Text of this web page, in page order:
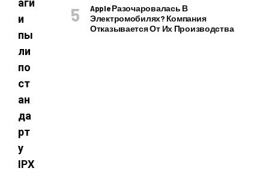
аги
и
пы
ли
по
ст
ан
да
рт
у
IPX
Apple Разочаровалась В
Электромобилях? Компания
Отказывается От Их Производства